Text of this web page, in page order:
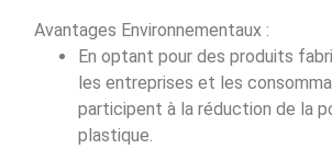
Avantages Environnementaux :
En optant pour des produits
les entreprises et les
participent à la réduction de la
plastique.